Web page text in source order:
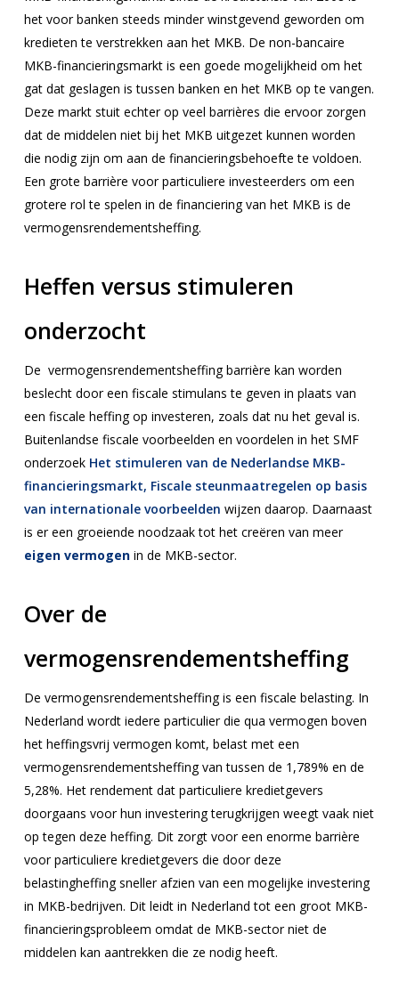
het voor banken steeds minder winstgevend geworden om
kredieten te verstrekken aan het MKB. De non-bancaire
MKB-financieringsmarkt is een goede mogelijkheid om het
gat dat geslagen is tussen banken en het MKB op te vangen.
Deze markt stuit echter op veel barrières die ervoor zorgen
dat de middelen niet bij het MKB uitgezet kunnen worden
die nodig zijn om aan de financieringsbehoefte te voldoen.
Een grote barrière voor particuliere investeerders om een
grotere rol te spelen in de financiering van het MKB is de
vermogensrendementsheffing.
Heffen versus stimuleren
onderzocht
De vermogensrendementsheffing barrière kan worden
beslecht door een fiscale stimulans te geven in plaats van
een fiscale heffing op investeren, zoals dat nu het geval is.
Buitenlandse fiscale voorbeelden en voordelen in het SMF
onderzoek Het stimuleren van de Nederlandse MKB-
financieringsmarkt, Fiscale steunmaatregelen op basis
van internationale voorbeelden wijzen daarop. Daarnaast
is er een groeiende noodzaak tot het creëren van meer
eigen vermogenin de MKB-sector.
Over de
vermogensrendementsheffing
De vermogensrendementsheffing is een fiscale belasting. In
Nederland wordt iedere particulier die qua vermogen boven
het heffingsvrij vermogen komt, belast met een
vermogensrendementsheffing van tussen de 1,789% en de
5,28%. Het rendement dat particuliere kredietgevers
doorgaans voor hun investering terugkrijgen weegt vaak niet
op tegen deze heffing. Dit zorgt voor een enorme barrière
voor particuliere kredietgevers die door deze
belastingheffing sneller afzien van een mogelijke investering
in MKB-bedrijven. Dit leidt in Nederland tot een groot MKB-
financieringsprobleem omdat de MKB-sector niet de
middelen kan aantrekken die ze nodig heeft.